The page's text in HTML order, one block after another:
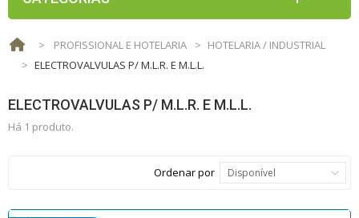
> PROFISSIONAL E HOTELARIA > HOTELARIA / INDUSTRIAL
> ELECTROVALVULAS P/ M.L.R. E M.L.L.
ELECTROVALVULAS P/ M.L.R. E M.L.L.
Há 1 produto.
Ordenar por Disponível